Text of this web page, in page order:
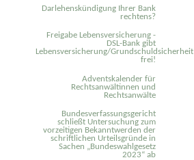
Darlehenskündigung Ihrer Bank
rechtens?
Freigabe Lebensversicherung -
DSL-Bank gibt
Lebensversicherung/Grundschuldsicherheit
frei!
Adventskalender für
Rechtsanwältinnen und
Rechtsanwälte
Bundesverfassungsgericht
schließt Untersuchung zum
vorzeitigen Bekanntwerden der
schriftlichen Urteilsgründe in
Sachen „Bundeswahlgesetz
2023“ ab